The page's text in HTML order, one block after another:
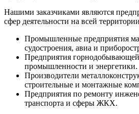
Нашими заказчиками являются
сфер деятельности на всей
Промышленные предприятия
судостроения, авиа и
Предприятия горнодобывающей
промышленности и энергетики.
Производители
строительные и монтажные
Предприятия по ремонту
транспорта и сферы ЖКХ.